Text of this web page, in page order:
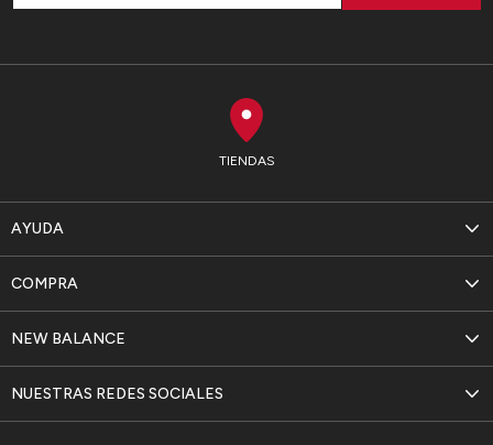
TIENDAS
AYUDA
NEW BALANCE
COMPRA
NUESTRAS REDES SOCIALES